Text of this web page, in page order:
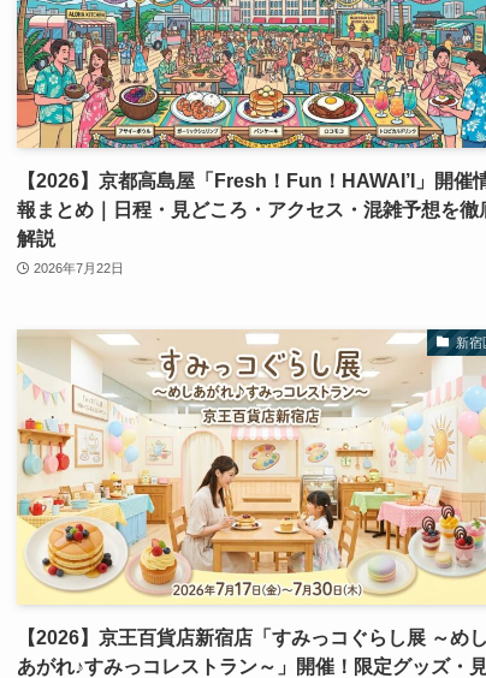
【2026】京都高島屋「Fresh！Fun！HAWAI’I」開催
報まとめ｜日程・見どころ・アクセス・混雑予想を徹
解説
2026年7月22日
新宿
【2026】京王百貨店新宿店「すみっコぐらし展 ～め
あがれ♪すみっコレストラン～」開催！限定グッズ・